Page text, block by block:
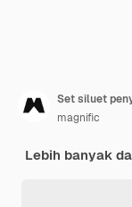
Set siluet
magnific
Lebih banyak